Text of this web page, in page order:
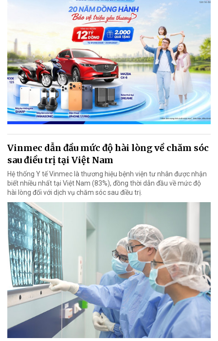
Vinmec dẫn đầu mức độ hài lòng về chăm sóc
sau điều trị tại Việt Nam
Hệ thống Y tế Vinmec là thương hiệu bệnh viện tư nhân được nhận
biết nhiều nhất tại Việt Nam (83%), đồng thời dẫn đầu về mức độ
hài lòng đối với dịch vụ chăm sóc sau điều trị.